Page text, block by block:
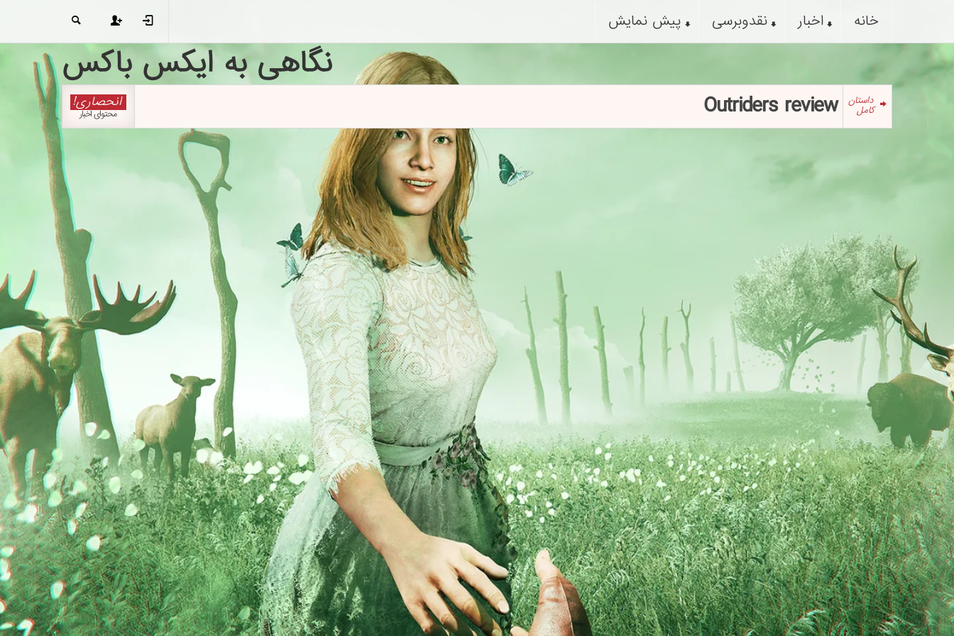
خانه اخبار نقدوبرسی پیش نمایش
نگاهی به ایکس باکس
انحصاری!
محتوای اخبار Outriders review داستان
کامل